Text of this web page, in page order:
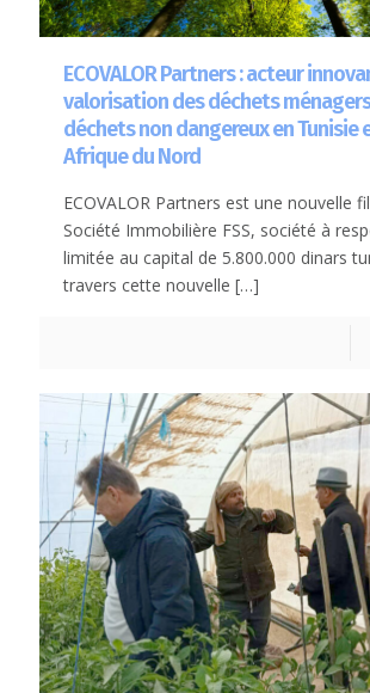
ECOVALOR Partners : acteur
valorisation des déchets
déchets non dangereux en Tunisie
Afrique du Nord
ECOVALOR Partners est une nouvelle
Société Immobilière FSS, société à
limitée au capital de 5.800.000 dinars
travers cette nouvelle […]